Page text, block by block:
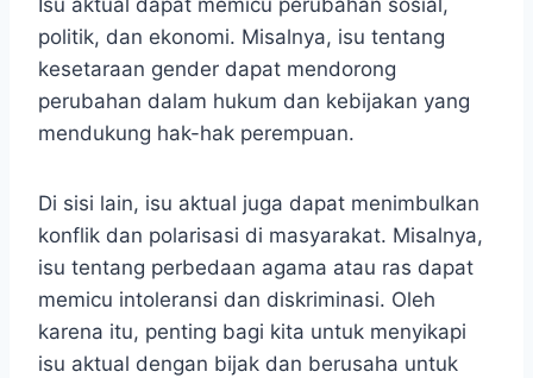
Isu aktual dapat memicu perubahan sosial,
politik, dan ekonomi. Misalnya, isu tentang
kesetaraan gender dapat mendorong
perubahan dalam hukum dan kebijakan yang
mendukung hak-hak perempuan.
Di sisi lain, isu aktual juga dapat menimbulkan
konflik dan polarisasi di masyarakat. Misalnya,
isu tentang perbedaan agama atau ras dapat
memicu intoleransi dan diskriminasi. Oleh
karena itu, penting bagi kita untuk menyikapi
isu aktual dengan bijak dan berusaha untuk